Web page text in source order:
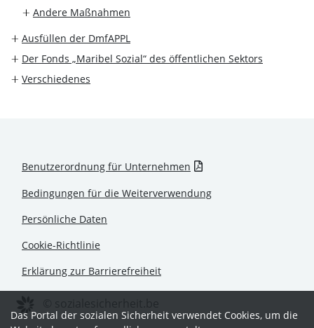
Das Portal der sozialen Sicherheit verwendet Cookies, um die
Andere Maßnahmen
Ausfüllen der DmfAPPL
Der Fonds „Maribel Sozial“ des öffentlichen Sektors
Verschiedenes
Benutzerordnung für Unternehmen
Bedingungen für die Weiterverwendung
Persönliche Daten
Cookie-Richtlinie
Erklärung zur Barrierefreiheit